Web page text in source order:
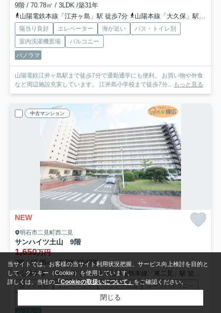
9階 / 70.78㎡ / 3LDK /築31年
山陽電鉄本線「江井ヶ島」駅 徒歩7分
山陽本線「大久保」駅 徒歩29分
陽当り良好 エレベーター 海が近い
バス・トイレ別
室内洗濯機置場
バルコニー
パノラマ
山陽電鉄江井ヶ島駅まで徒歩7分で通勤通学にも便利。 お買い物や外食
など周辺施設充実しています。 江井島小学校まで徒歩7分... もっと見る
中古マンション
NEW
明石市二見町西二見
サンハイツ土山 9階
1,650万円
9階 / 69.95㎡ / 3LDK /築47年
山陽本線「土山」駅 徒歩3分
山陽電鉄本線「東二見」駅 徒歩30分
陽当り良好 エレベーター リフォーム済
ルーフバルコニー
室内洗濯機置場
当サイトでは、お客様の当サイト利用状況把握、サービス向上検討を目的と
して、クッキー（Cookie）を使用しています。
詳しくは、当社の「Cookieの取扱いについて」をご確認ください。
閉じる